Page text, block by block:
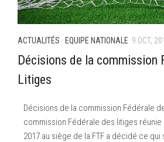
ACTUALITÉS · EQUIPE NATIONALE 9 OCT,
Décisions de la commission
Litiges
Décisions de la commission Fédérale
commission Fédérale des litiges
2017 au siège de la FTF a décidé ce qui